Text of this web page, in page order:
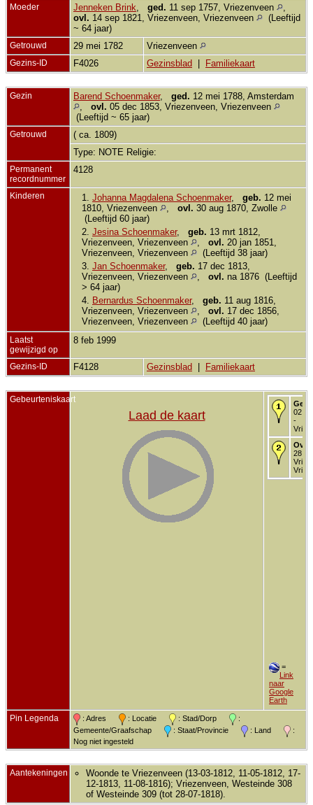
Moeder Jenneken Brink ged. 11 sep 1757, Vriezenveen
ovl. 14 sep 1821, Vriezenveen, Vriezenveen
(Leeftijd
~ 64 jaar)
Getrouwd 29 mei 1782 Vriezenveen
Gezins-ID F4026 Gezinsblad Familiekaart
Gezin Barend Schoenmaker, ged. 12 mei 1788, Amsterdam
ovl. 05 dec 1853, Vriezenveen, Vriezenveen
(Leeftijd ~ 65 jaar)
Getrouwd
( ca. 1809)
Type: NOTE Religie:
Permanent
recordnummer
4128
Kinderen 1. Johanna Magdalena Schoenmaker, geb. 12 mei
1810, Vriezenveen
ovl. 30 aug 1870, Zwolle
(Leeftijd 60 jaar)
2. Jesina Schoenmaker, geb. 13 mrt 1812,
Vriezenveen, Vriezenveen
ovl. 20 jan 1851,
Vriezenveen, Vriezenveen
(Leeftijd 38 jaar)
3. Jan Schoenmaker, geb. 17 dec 1813,
Vriezenveen, Vriezenveen
ovl. na 1876 (Leeftijd
> 64 jaar)
4.
Bernardus Schoenmaker, geb. 11 aug 1816,
Vriezenveen, Vriezenveen
ovl. 17 dec 1856,
Vriezenveen, Vriezenveen
(Leeftijd 40 jaar)
Laatst
gewijzigd op
8 feb 1999
Gezins-ID F4128 Gezinsblad Familiekaart
Gebeurteniskaart
Laad de kaart
02
-
28 jul
=
Link
naar
Google
Earth
Pin Legenda : Adres : Locatie : Stad/Dorp
:
Gemeente/Graafschap
: Staat/Provincie : Land
:
Nog niet ingesteld
Aantekeningen
Woonde te Vriezenveen (13-03-1812, 11-05-1812, 17-
12-1813, 11-08-1816); Vriezenveen, Westeinde 308
of Westeinde 309 (tot 28-07-1818).